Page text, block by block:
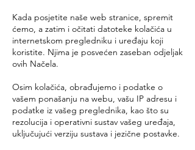
Kada posjetite naše web stranice, spremit
ćemo, a zatim i očitati datoteke kolačića u
internetskom pregledniku i uređaju koji
koristite. Njima je posvećen zaseban odjeljak
ovih Načela.
Osim kolačića, obrađujemo i podatke o
vašem ponašanju na webu, vašu IP adresu i
podatke iz vašeg preglednika, kao što su
rezolucija i operativni sustav vašeg uređaja,
uključujući verziju sustava i jezične postavke.